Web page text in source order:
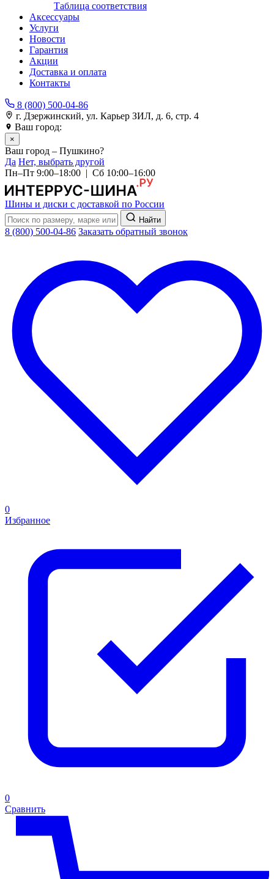
Таблица соответствия
Аксессуары
Услуги
Новости
Гарантия
Акции
Доставка и оплата
Контакты
8 (800) 500-04-86
г. Дзержинский, ул. Карьер ЗИЛ, д. 6, стр. 4
Ваш город:
×
Ваш город – Пушкино?
Да Нет, выбрать другой
Пн–Пт 9:00–18:00 | Сб 10:00–16:00
Шины и диски с доставкой по России
Найти
8 (800) 500-04-86 Заказать обратный звонок
0
Избранное
0
Сравнить